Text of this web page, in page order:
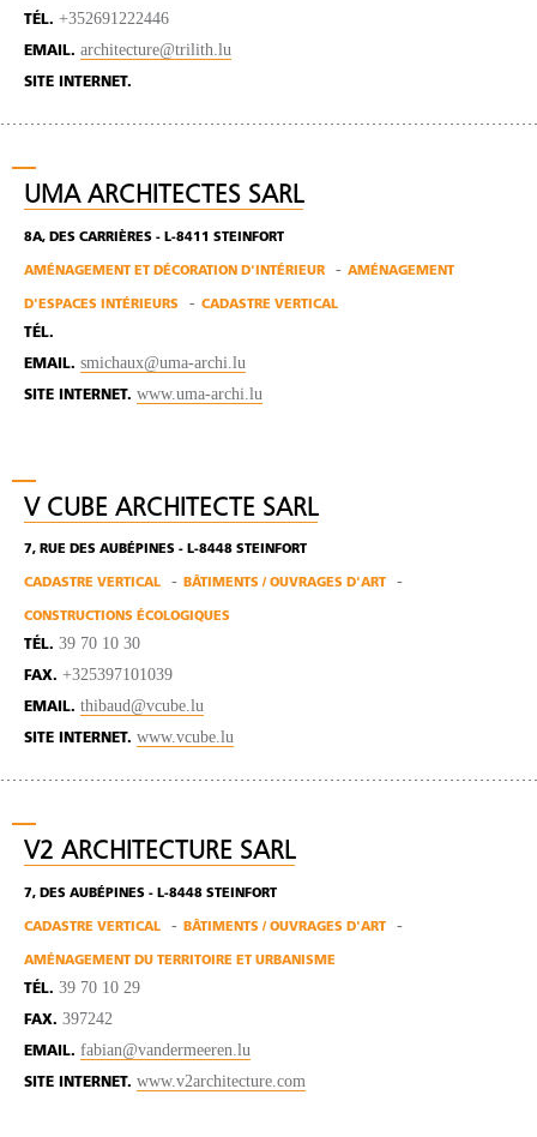
TÉL. +352691222446
EMAIL. architecture@trilith.lu
SITE INTERNET.
UMA ARCHITECTES SARL
8A, DES CARRIÈRES - L-8411 STEINFORT
AMÉNAGEMENT ET DÉCORATION D'INTÉRIEUR AMÉNAGEMENT
D'ESPACES INTÉRIEURS CADASTRE VERTICAL
TÉL.
EMAIL. smichaux@uma-archi.lu
SITE INTERNET. www.uma-archi.lu
V CUBE ARCHITECTE SARL
7, RUE DES AUBÉPINES - L-8448 STEINFORT
CADASTRE VERTICAL BÂTIMENTS / OUVRAGES D'ART
CONSTRUCTIONS ÉCOLOGIQUES
TÉL. 39 70 10 30
FAX. +325397101039
EMAIL. thibaud@vcube.lu
SITE INTERNET. www.vcube.lu
V2 ARCHITECTURE SARL
7, DES AUBÉPINES - L-8448 STEINFORT
CADASTRE VERTICAL BÂTIMENTS / OUVRAGES D'ART
AMÉNAGEMENT DU TERRITOIRE ET URBANISME
TÉL. 39 70 10 29
FAX. 397242
EMAIL. fabian@vandermeeren.lu
SITE INTERNET. www.v2architecture.com